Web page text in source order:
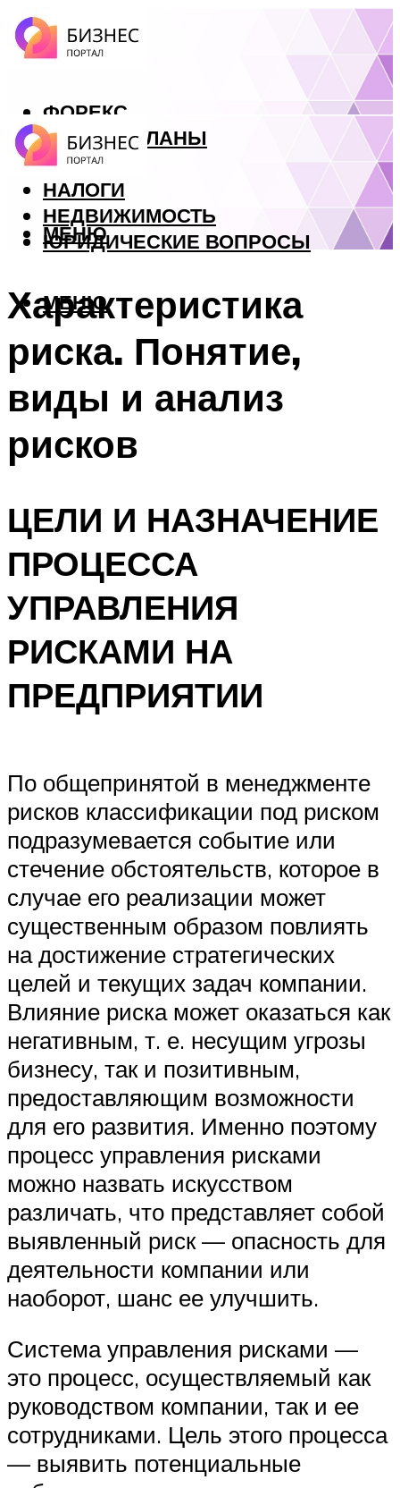
ФОРЕКС
БИЗНЕС ПЛАНЫ
КРЕДИТЫ
НАЛОГИ
НЕДВИЖИМОСТЬ
ЮРИДИЧЕСКИЕ ВОПРОСЫ
МЕНЮ
МЕНЮ
Характеристика
риска. Понятие,
виды и анализ
рисков
ЦЕЛИ И НАЗНАЧЕНИЕ
ПРОЦЕССА
УПРАВЛЕНИЯ
РИСКАМИ НА
ПРЕДПРИЯТИИ
По общепринятой в менеджменте
рисков классификации под риском
подразумевается событие или
стечение обстоятельств, которое в
случае его реализации может
существенным образом повлиять
на достижение стратегических
целей и текущих задач компании.
Влияние риска может оказаться как
негативным, т. е. несущим угрозы
бизнесу, так и позитивным,
предоставляющим возможности
для его развития. Именно поэтому
процесс управления рисками
можно назвать искусством
различать, что представляет собой
выявленный риск — опасность для
деятельности компании или
наоборот, шанс ее улучшить.
Система управления рисками —
это процесс, осуществляемый как
руководством компании, так и ее
сотрудниками. Цель этого процесса
— выявить потенциальные